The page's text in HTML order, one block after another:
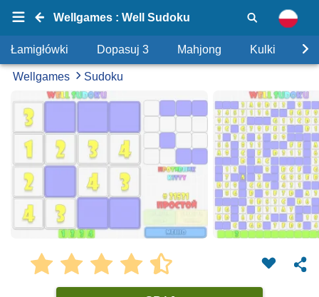
Wellgames : Well Sudoku
Łamigłówki Dopasuj 3 Mahjong Kulki
Wellgames Sudoku